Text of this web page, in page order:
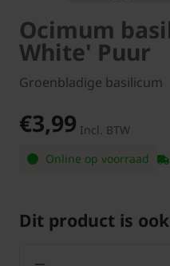
Ocimum
White' Puur
Groenbladige basilicum
€3,99 Incl. BTW
Online op voorraad
Dit product is